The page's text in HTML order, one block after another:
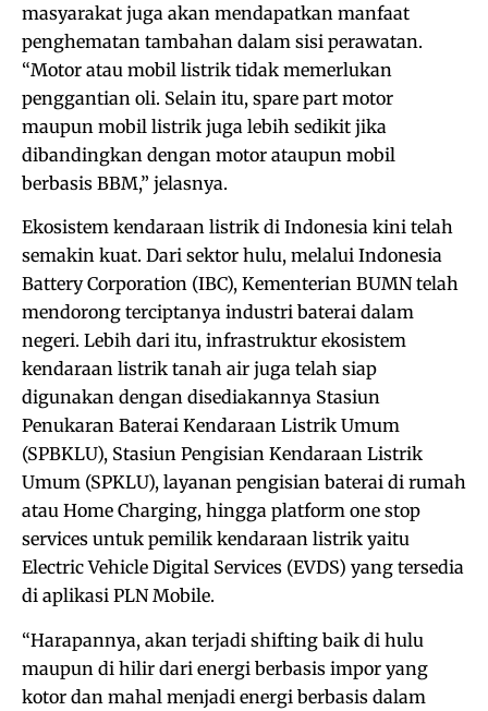
masyarakat juga akan mendapatkan manfaat
penghematan tambahan dalam sisi perawatan.
“Motor atau mobil listrik tidak memerlukan
penggantian oli. Selain itu, spare part motor
maupun mobil listrik juga lebih sedikit jika
dibandingkan dengan motor ataupun mobil
berbasis BBM,” jelasnya.
Ekosistem kendaraan listrik di Indonesia kini telah
semakin kuat. Dari sektor hulu, melalui Indonesia
Battery Corporation (IBC), Kementerian BUMN telah
mendorong terciptanya industri baterai dalam
negeri. Lebih dari itu, infrastruktur ekosistem
kendaraan listrik tanah air juga telah siap
digunakan dengan disediakannya Stasiun
Penukaran Baterai Kendaraan Listrik Umum
(SPBKLU), Stasiun Pengisian Kendaraan Listrik
Umum (SPKLU), layanan pengisian baterai di rumah
atau Home Charging, hingga platform one stop
services untuk pemilik kendaraan listrik yaitu
Electric Vehicle Digital Services (EVDS) yang tersedia
di aplikasi PLN Mobile.
“Harapannya, akan terjadi shifting baik di hulu
maupun di hilir dari energi berbasis impor yang
kotor dan mahal menjadi energi berbasis dalam